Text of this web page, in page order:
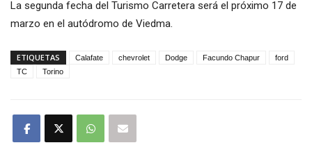
La segunda fecha del Turismo Carretera será el próximo 17 de
marzo en el autódromo de Viedma.
ETIQUETAS Calafate chevrolet Dodge Facundo Chapur
ford
TC
Torino